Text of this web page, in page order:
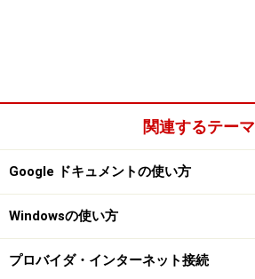
関連するテーマ
Google ドキュメントの使い方
Windowsの使い方
プロバイダ・インターネット接続